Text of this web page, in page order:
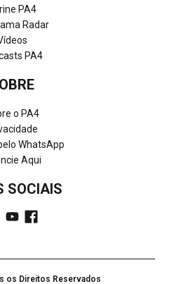
PA4
Radar
PA4
o PA4
WhatsApp
Aqui
SOCIAIS
os Direitos Reservados